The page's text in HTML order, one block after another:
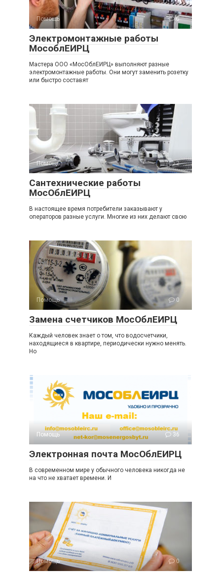
Помощь 0
Электромонтажные работы
МособлЕИРЦ
Мастера ООО «МосОблЕИРЦ» выполняют разные
электромонтажные работы. Они могут заменить розетку
или быстро составят
Помощь 2
Сантехнические работы
МосОблЕИРЦ
В настоящее время потребители заказывают у
операторов разные услуги. Многие из них делают свою
Помощь 0
Замена счетчиков МосОблЕИРЦ
Каждый человек знает о том, что водосчетчики,
находящиеся в квартире, периодически нужно менять.
Но
Помощь 36
Электронная почта МосОблЕИРЦ
В современном мире у обычного человека никогда не
на что не хватает времени. И
Помощь 0